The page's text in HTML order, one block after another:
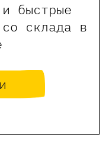
быстрые
склада в
пользователи